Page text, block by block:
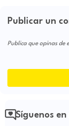
Publicar un
Publica que opinas de
Síguenos en